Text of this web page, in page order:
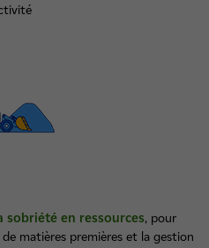
sobriété en ressources, pour
matières premières et la gestion